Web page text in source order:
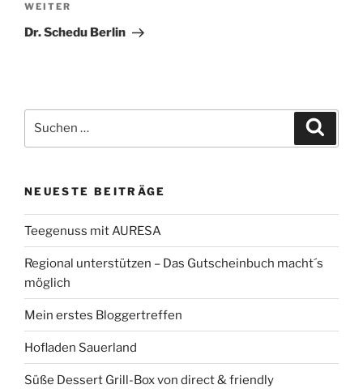
Nächster
Beitrag
WEITER
Dr. Schedu Berlin
nach:
NEUESTE BEITRÄGE
Teegenuss mit AURESA
Regional unterstützen – Das Gutscheinbuch macht´s
möglich
Mein erstes Bloggertreffen
Hofladen Sauerland
Süße Dessert Grill-Box von direct & friendly